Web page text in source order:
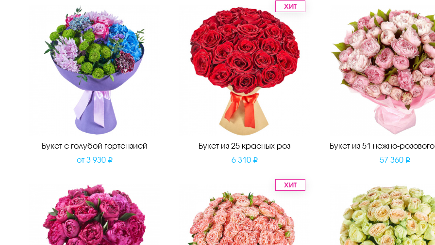
Букет с голубой гортензией
от 3 930
ХИТ
Букет из 25 красных роз
6 310
Букет из 51 нежно-
57 360
ХИТ